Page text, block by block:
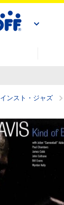
インスト・ジャズ